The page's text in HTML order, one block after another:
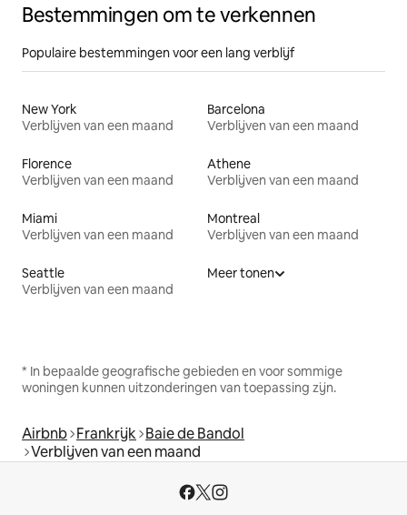
Bestemmingen om te verkennen
Populaire bestemmingen voor een lang verblijf
New York
Verblijven van een maand
Barcelona
Verblijven van een maand
Florence
Verblijven van een maand
Athene
Verblijven van een maand
Miami
Verblijven van een maand
Montreal
Verblijven van een maand
Seattle
Verblijven van een maand
Meer tonen
* In bepaalde geografische gebieden en voor sommige
woningen kunnen uitzonderingen van toepassing zijn.
Airbnb Frankrijk Baie de Bandol
Verblijven van een maand